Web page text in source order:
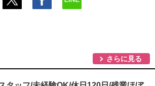
さらに見る